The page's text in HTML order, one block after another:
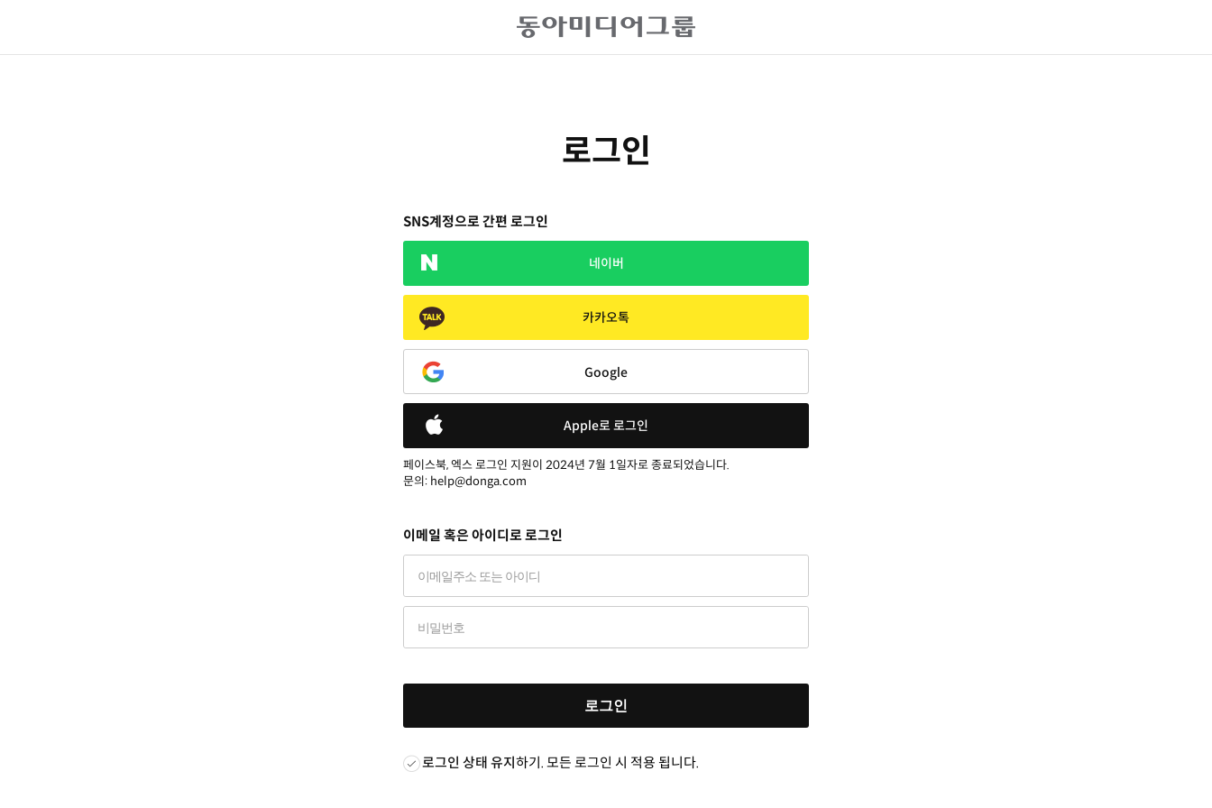
로그인
SNS계정으로 간편 로그인
네이버
카카오톡
Google
Apple로 로그인
페이스북, 엑스 로그인 지원이 2024년 7월 1일자로 종료되었습니다.
문의: help@donga.com
이메일 혹은 아이디로 로그인
로그인
로그인 상태 유지하기. 모든 로그인 시 적용 됩니다.